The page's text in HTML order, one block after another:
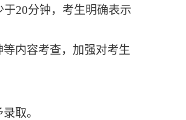
于20分钟，考生明确表示
内容考查，加强对考生
取。